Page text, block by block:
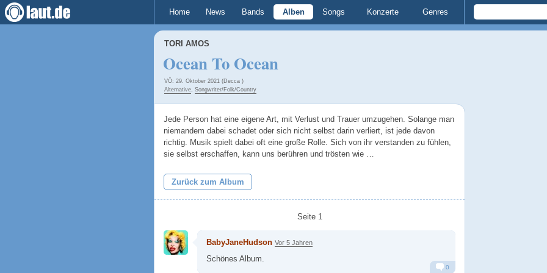
Home News Bands Alben Songs Konzerte Genres
TORI AMOS
Ocean To Ocean
VÖ: 29. Oktober 2021 (Decca )
Alternative, Songwriter/Folk/Country
Jede Person hat eine eigene Art, mit Verlust und Trauer umzugehen. Solange man
niemandem dabei schadet oder sich nicht selbst darin verliert, ist jede davon
richtig. Musik spielt dabei oft eine große Rolle. Sich von ihr verstanden zu fühlen,
sie selbst erschaffen, kann uns berühren und trösten wie …
Zurück zum Album
Seite 1
BabyJaneHudson Vor 5 Jahren
Schönes Album.
0